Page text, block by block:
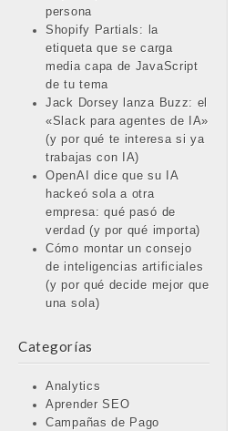
persona
Shopify Partials: la
etiqueta que se carga
media capa de JavaScript
de tu tema
Jack Dorsey lanza Buzz: el
«Slack para agentes de IA»
(y por qué te interesa si ya
trabajas con IA)
OpenAI dice que su IA
hackeó sola a otra
empresa: qué pasó de
verdad (y por qué importa)
Cómo montar un consejo
de inteligencias artificiales
(y por qué decide mejor que
una sola)
Categorías
Analytics
Aprender SEO
Campañas de Pago